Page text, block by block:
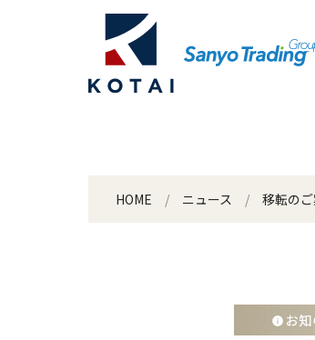
HOME ニュース 移転の
お知